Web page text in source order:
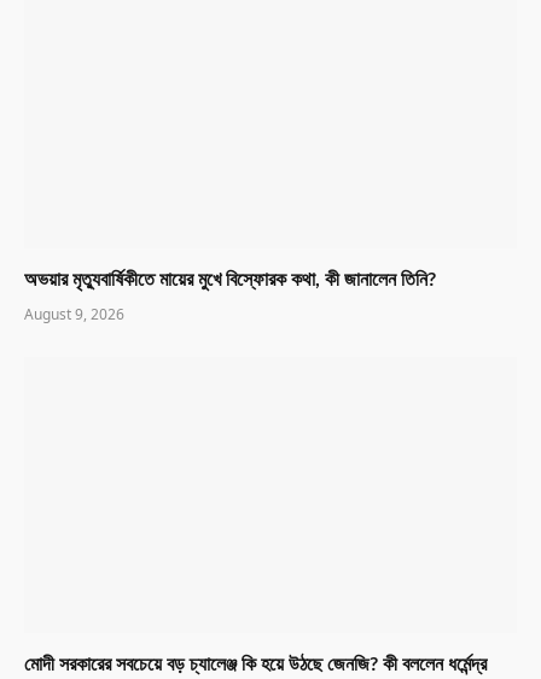
অভয়ার মৃত্যুবার্ষিকীতে মায়ের মুখে বিস্ফোরক কথা, কী জানালেন তিনি?
August 9, 2026
মোদী সরকারের সবচেয়ে বড় চ্যালেঞ্জ কি হয়ে উঠছে জেনজি? কী বললেন ধর্মেন্দ্র